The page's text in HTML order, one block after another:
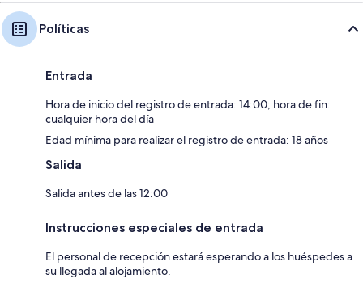
Políticas
Entrada
Hora de inicio del registro de entrada: 14:00; hora de fin:
cualquier hora del día
Edad mínima para realizar el registro de entrada: 18 años
Salida
Salida antes de las 12:00
Instrucciones especiales de entrada
El personal de recepción estará esperando a los huéspedes a
su llegada al alojamiento.